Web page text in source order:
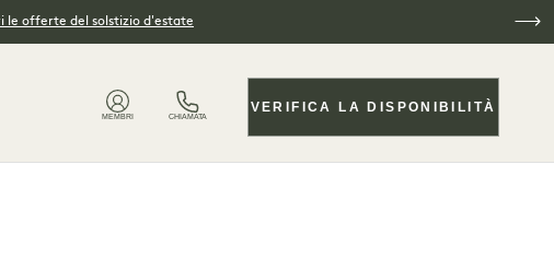
le offerte del solstizio d'estate
MEMBRI CHIAMATA
VERIFICA LA DISPONIBILITÀ